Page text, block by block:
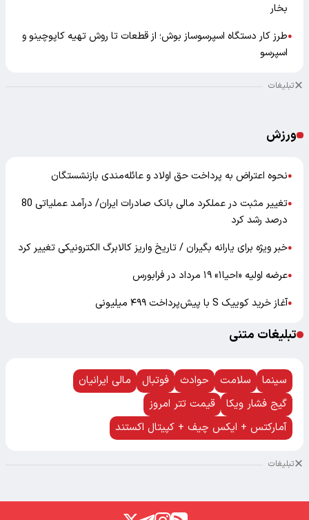
بخار
●طرز کار دستگاه اسپرسوساز بوش؛ از قطعات تا روش تهیه کاپوچینو و
اسپرسو
تبلیغات
ورزش
●نحوه اعتراض به پرداخت حق اولاد و عائله‌مندی بازنشستگان
●
تغییر مثبت در عملکرد مالی بانک صادرات ایران/ درآمد عملیاتی 80
درصد رشد کرد
●خبر ویژه برای یارانه بگیران / تاریخ واریز کالابرگ الکترونیکی تغییر کرد
●عرضه اولیه «احیا۱» ۱۹ مرداد در فرابورس
●آغاز خرید کوییک S با پیش‌پرداخت ۴۹۹ میلیونی
تبلیغات متنی
سینما سلامت حوادث فوتبال
مالی ایرانیان
گیج فشار ویکا
قیمت تتر امروز
آمارکتس + ایکس چیف + کپیتال اکستند
تبلیغات